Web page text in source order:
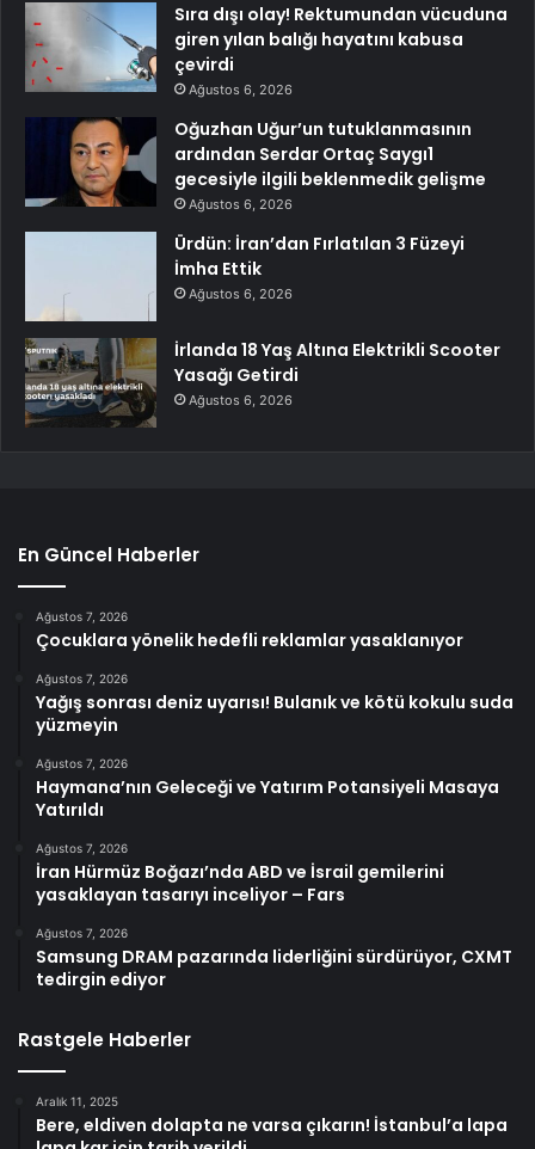
Sıra dışı olay! Rektumundan vücuduna
giren yılan balığı hayatını kabusa
çevirdi
Ağustos 6, 2026
Oğuzhan Uğur’un tutuklanmasının
ardından Serdar Ortaç Saygı1
gecesiyle ilgili beklenmedik gelişme
Ağustos 6, 2026
Ürdün: İran’dan Fırlatılan 3 Füzeyi
İmha Ettik
Ağustos 6, 2026
İrlanda 18 Yaş Altına Elektrikli Scooter
Yasağı Getirdi
Ağustos 6, 2026
En Güncel Haberler
Ağustos 7, 2026
Çocuklara yönelik hedefli reklamlar yasaklanıyor
Ağustos 7, 2026
Yağış sonrası deniz uyarısı! Bulanık ve kötü kokulu suda
yüzmeyin
Ağustos 7, 2026
Haymana’nın Geleceği ve Yatırım Potansiyeli Masaya
Yatırıldı
Ağustos 7, 2026
İran Hürmüz Boğazı’nda ABD ve İsrail gemilerini
yasaklayan tasarıyı inceliyor – Fars
Ağustos 7, 2026
Samsung DRAM pazarında liderliğini sürdürüyor, CXMT
tedirgin ediyor
Rastgele Haberler
Aralık 11, 2025
Bere, eldiven dolapta ne varsa çıkarın! İstanbul’a lapa